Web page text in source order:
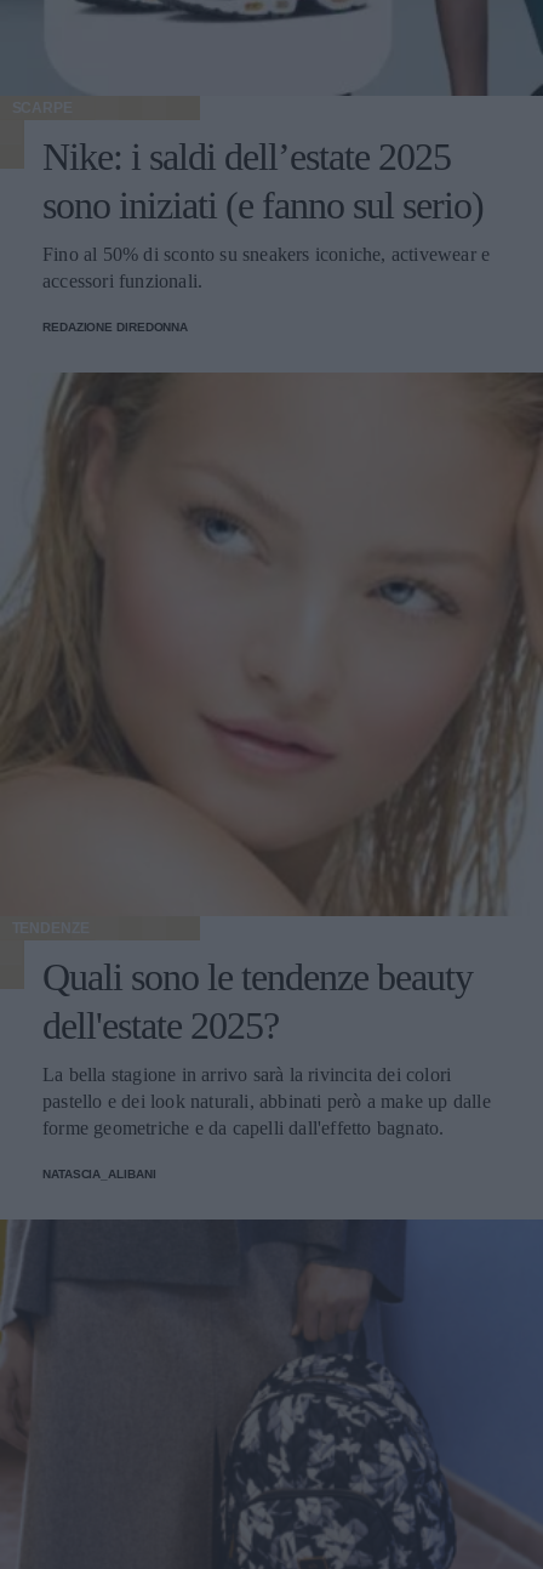
SCARPE
Nike: i saldi dell’estate 2025
sono iniziati (e fanno sul serio)
Fino al 50% di sconto su sneakers iconiche, activewear e
accessori funzionali.
REDAZIONE DIREDONNA
TENDENZE
Quali sono le tendenze beauty
dell'estate 2025?
La bella stagione in arrivo sarà la rivincita dei colori
pastello e dei look naturali, abbinati però a make up dalle
forme geometriche e da capelli dall'effetto bagnato.
NATASCIA_ALIBANI